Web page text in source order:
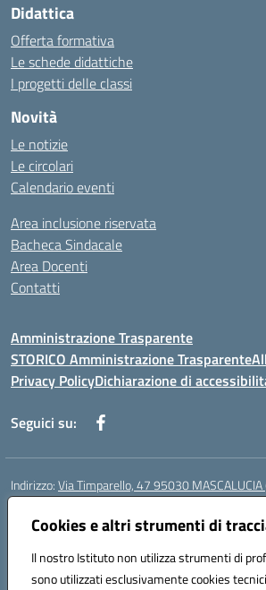
Cookies e altri strumenti di
Il nostro Istituto non utilizza strumenti di
sono utilizzati esclusivamente cookies
Didattica
Offerta formativa
Le schede didattiche
I progetti delle classi
Novità
Le notizie
Le circolari
Calendario eventi
Area inclusione riservata
Bacheca Sindacale
Area Docenti
Contatti
Amministrazione Trasparente
STORICO Amministrazione Trasparente
Privacy PolicyDichiarazione di
Seguici su:
Indirizzo:Via Timparello, 47 95030 MASCALUCIA
Centralino:
Posta elettronica certificata (PEC):
Codice fiscale: 93238350875
Codice meccanografico:ctic8bc002